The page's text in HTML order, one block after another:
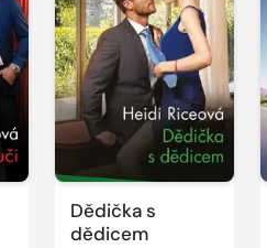
Dědička s
dědicem